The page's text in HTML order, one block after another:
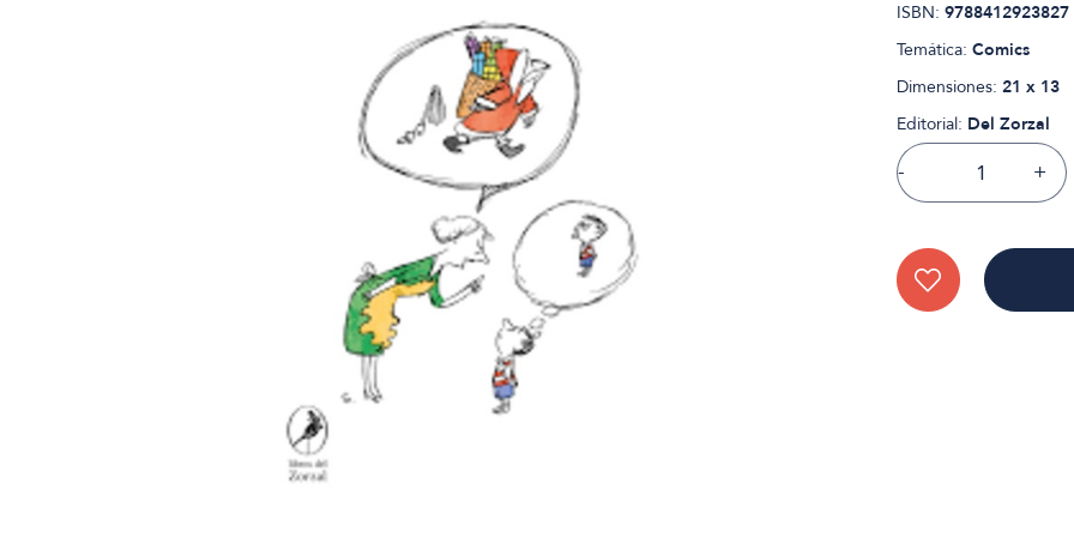
ISBN: 9788412923827
Temática: Comics
Dimensiones: 21 x 13
Editorial: Del Zorzal
- +